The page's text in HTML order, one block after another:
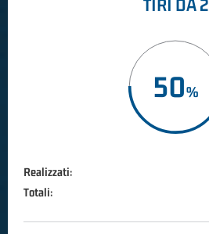
TIRI DA 2
50
Realizzati:
Totali: